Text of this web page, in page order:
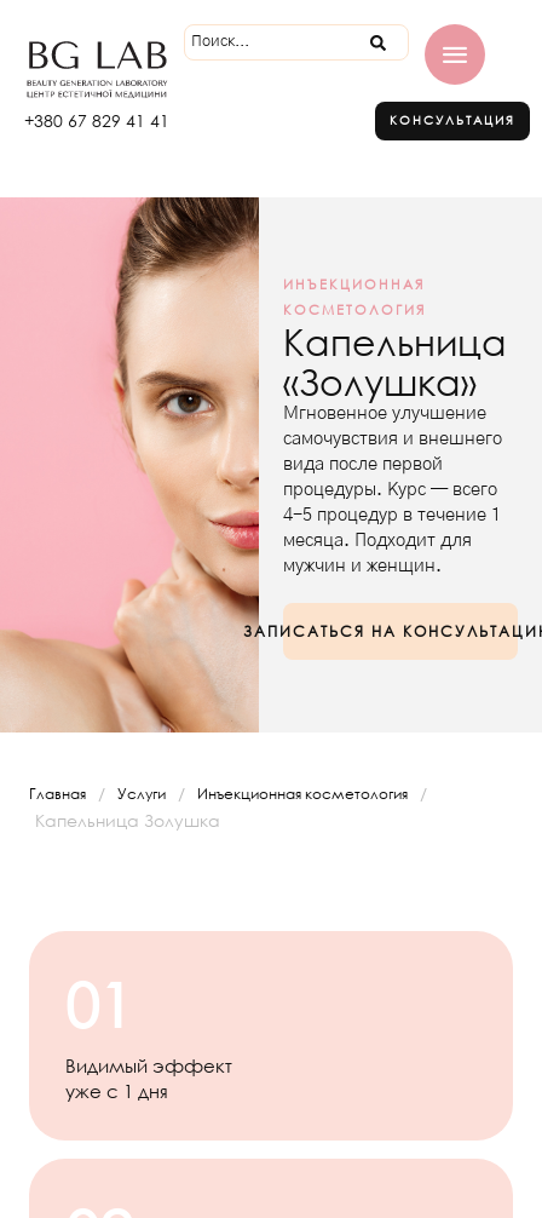
+380 67 829 41 41 КОНСУЛЬТАЦИЯ
ИНЪЕКЦИОННАЯ
КОСМЕТОЛОГИЯ
Капельница
«Золушка»
Мгновенное улучшение
самочувствия и внешнего
вида после первой
процедуры. Курс — всего
4-5 процедур в течение 1
месяца. Подходит для
мужчин и женщин.
ЗАПИСАТЬСЯ НА
Главная / Услуги / Инъекционная косметология
/
Капельница Золушка
01
Видимый эффект
уже с 1 дня